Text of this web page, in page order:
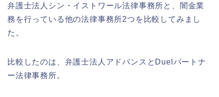
弁護士法人シン・イストワール法律事務所と、闇金業
務を行っている他の法律事務所2つを比較してみまし
た。
比較したのは、弁護士法人アドバンスとDuelパートナ
ー法律事務所。